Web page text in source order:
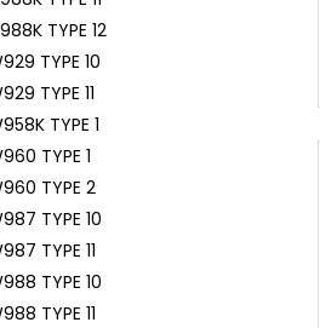
TYPE 12
TYPE 10
TYPE 11
TYPE 1
TYPE 1
TYPE 2
TYPE 10
TYPE 11
TYPE 10
TYPE 11